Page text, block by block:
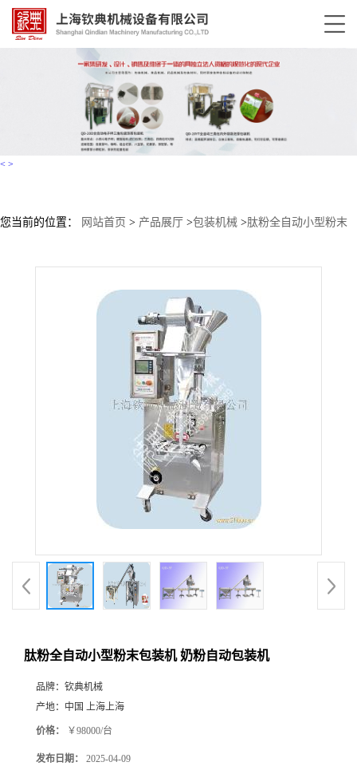
< >
您当前的位置： 网站首页 > 产品展厅 >包装机械 >肽粉全自动小型粉末
肽粉全自动小型粉末包装机 奶粉自动包装机
品牌： 钦典机械
产地： 中国 上海上海
价格： ￥98000/台
发布日期： 2025-04-09